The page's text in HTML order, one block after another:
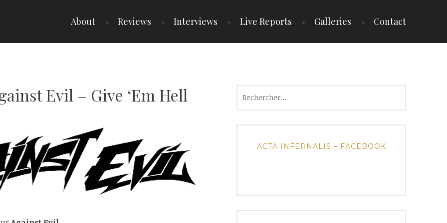
About Reviews Interviews Live Reports Galleries Contact
Evil – Give ‘Em Hell
ACTA INFERNALIS – FACEBOOK